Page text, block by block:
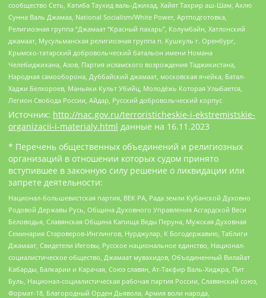
сообщество Сеть, Катиба Таухид валь-Джихад, Хайят Тахрир аш-Шам, Ахлю
Сунна Валь Джамаа, National Socialism/White Power, Артподготовка,
Религиозная группа “Джамаат “Красный пахарь”, Колумбайн, Хатлонский
джамаат, Мусульманская религиозная группа п. Кушкуль г. Оренбург,
Крымско-татарский добровольческий батальон имени Номана
Челебиджихана, Азов, Партия исламского возрождения Таджикистана,
Народная самооборона, Дуббайский джамаат, московская ячейка, Батал-
Хаджи Белхороев, Маньяки Культ Убийц, Молодёжь Которая Улыбается,
Легион Свобода России, Айдар, Русский добровольческий корпус
Источник: http://nac.gov.ru/terroristicheskie-i-ekstremistskie-
organizacii-i-materialy.html данные на 16.11.2023
* Перечень общественных объединений и религиозных
организаций в отношении которых судом принято
вступившее в законную силу решение о ликвидации или
запрете деятельности:
Национал-большевистская партия, ВЕК РА, Рада земли Кубанской Духовно
Родовой Державы Русь, Община Духовного Управления Асгардской Веси
Беловодья, Славянская Община Капища Веды Перуна, Мужская Духовная
Семинария Староверов-Инглингов, Нурджулар, К Богодержавию, Таблиги
Джамаат, Свидетели Иеговы, Русское национальное единство, Национал-
социалистическое общество, Джамаат мувахидов, Объединенный Вилайат
Кабарды, Балкарии и Карачая, Союз славян, Ат-Такфир Валь-Хиджра, Пит
Буль, Национал-социалистическая рабочая партия России, Славянский союз,
Формат-18, Благородный Орден Дьявола, Армия воли народа,